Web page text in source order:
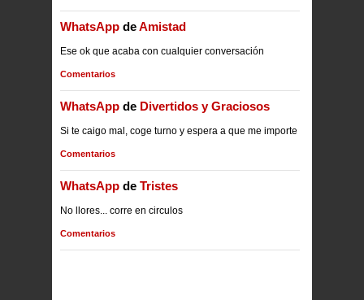
WhatsApp deAmistad
Ese ok que acaba con cualquier conversación
Comentarios
WhatsApp de Divertidos y Graciosos
Si te caigo mal, coge turno y espera a que me importe
Comentarios
WhatsApp de Tristes
No llores... corre en circulos
Comentarios